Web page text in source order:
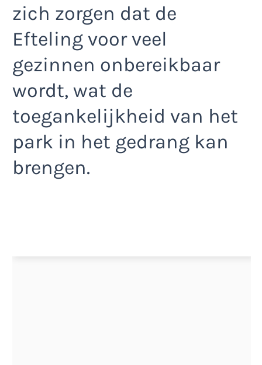
zich zorgen dat de
Efteling voor veel
gezinnen onbereikbaar
wordt, wat de
toegankelijkheid van het
park in het gedrang kan
brengen.